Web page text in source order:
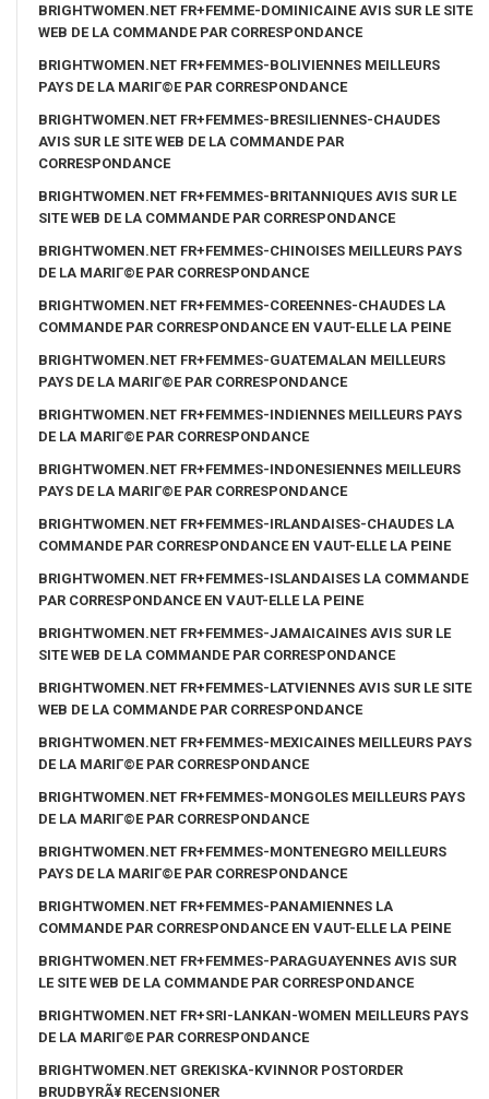
BRIGHTWOMEN.NET FR+FEMME-DOMINICAINE AVIS SUR LE SITE
WEB DE LA COMMANDE PAR CORRESPONDANCE
BRIGHTWOMEN.NET FR+FEMMES-BOLIVIENNES MEILLEURS
PAYS DE LA MARIГ©E PAR CORRESPONDANCE
BRIGHTWOMEN.NET FR+FEMMES-BRESILIENNES-CHAUDES
AVIS SUR LE SITE WEB DE LA COMMANDE PAR
CORRESPONDANCE
BRIGHTWOMEN.NET FR+FEMMES-BRITANNIQUES AVIS SUR LE
SITE WEB DE LA COMMANDE PAR CORRESPONDANCE
BRIGHTWOMEN.NET FR+FEMMES-CHINOISES MEILLEURS PAYS
DE LA MARIГ©E PAR CORRESPONDANCE
BRIGHTWOMEN.NET FR+FEMMES-COREENNES-CHAUDES LA
COMMANDE PAR CORRESPONDANCE EN VAUT-ELLE LA PEINE
BRIGHTWOMEN.NET FR+FEMMES-GUATEMALAN MEILLEURS
PAYS DE LA MARIГ©E PAR CORRESPONDANCE
BRIGHTWOMEN.NET FR+FEMMES-INDIENNES MEILLEURS PAYS
DE LA MARIГ©E PAR CORRESPONDANCE
BRIGHTWOMEN.NET FR+FEMMES-INDONESIENNES MEILLEURS
PAYS DE LA MARIГ©E PAR CORRESPONDANCE
BRIGHTWOMEN.NET FR+FEMMES-IRLANDAISES-CHAUDES LA
COMMANDE PAR CORRESPONDANCE EN VAUT-ELLE LA PEINE
BRIGHTWOMEN.NET FR+FEMMES-ISLANDAISES LA COMMANDE
PAR CORRESPONDANCE EN VAUT-ELLE LA PEINE
BRIGHTWOMEN.NET FR+FEMMES-JAMAICAINES AVIS SUR LE
SITE WEB DE LA COMMANDE PAR CORRESPONDANCE
BRIGHTWOMEN.NET FR+FEMMES-LATVIENNES AVIS SUR LE SITE
WEB DE LA COMMANDE PAR CORRESPONDANCE
BRIGHTWOMEN.NET FR+FEMMES-MEXICAINES MEILLEURS PAYS
DE LA MARIГ©E PAR CORRESPONDANCE
BRIGHTWOMEN.NET FR+FEMMES-MONGOLES MEILLEURS PAYS
DE LA MARIГ©E PAR CORRESPONDANCE
BRIGHTWOMEN.NET FR+FEMMES-MONTENEGRO MEILLEURS
PAYS DE LA MARIГ©E PAR CORRESPONDANCE
BRIGHTWOMEN.NET FR+FEMMES-PANAMIENNES LA
COMMANDE PAR CORRESPONDANCE EN VAUT-ELLE LA PEINE
BRIGHTWOMEN.NET FR+FEMMES-PARAGUAYENNES AVIS SUR
LE SITE WEB DE LA COMMANDE PAR CORRESPONDANCE
BRIGHTWOMEN.NET FR+SRI-LANKAN-WOMEN MEILLEURS PAYS
DE LA MARIГ©E PAR CORRESPONDANCE
BRIGHTWOMEN.NET GREKISKA-KVINNOR POSTORDER
BRUDBYRÃ¥ RECENSIONER